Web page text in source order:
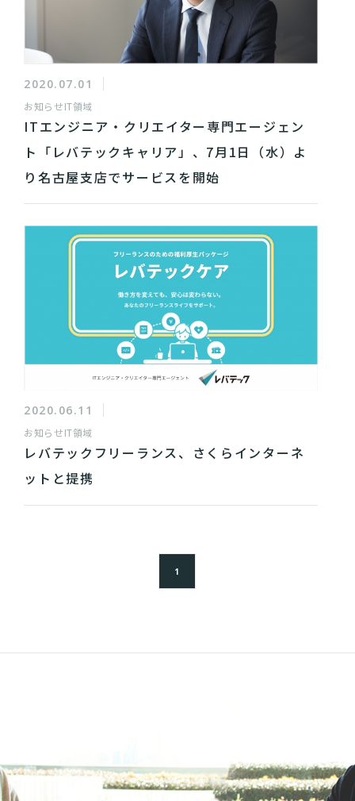
2020.07.01
お知らせIT領域
ITエンジニア・クリエイター専門エージェン
ト「レバテックキャリア」、7月1日（水）よ
り名古屋支店でサービスを開始
2020.06.11
お知らせIT領域
レバテックフリーランス、さくらインターネ
ットと提携
1